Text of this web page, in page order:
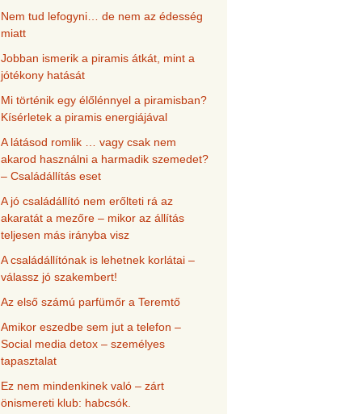
Nem tud lefogyni… de nem az édesség
miatt
Jobban ismerik a piramis átkát, mint a
jótékony hatását
Mi történik egy élőlénnyel a piramisban?
Kísérletek a piramis energiájával
A látásod romlik … vagy csak nem
akarod használni a harmadik szemedet?
– Családállítás eset
A jó családállító nem erőlteti rá az
akaratát a mezőre – mikor az állítás
teljesen más irányba visz
A családállítónak is lehetnek korlátai –
válassz jó szakembert!
Az első számú parfümőr a Teremtő
Amikor eszedbe sem jut a telefon –
Social media detox – személyes
tapasztalat
Ez nem mindenkinek való – zárt
önismereti klub: habcsók.